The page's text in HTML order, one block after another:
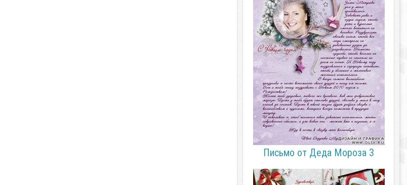
Письмо от Деда Мороза 3